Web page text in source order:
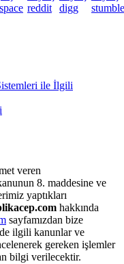
ile İlgili
veren
8. maddesine ve
yaptıkları
hakkında
sayfamızdan bize
ilgili kanunlar ve
gereken işlemler
bilgi verilecektir.